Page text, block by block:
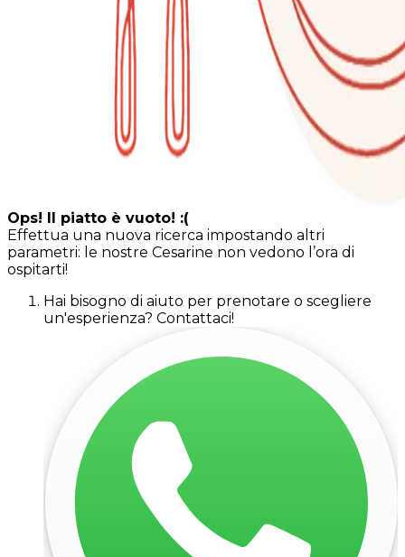
Ops! Il piatto è vuoto! :(
Effettua una nuova ricerca impostando altri
parametri: le nostre Cesarine non vedono l’ora di
ospitarti!
Hai bisogno di aiuto per prenotare o scegliere
un'esperienza? Contattaci!